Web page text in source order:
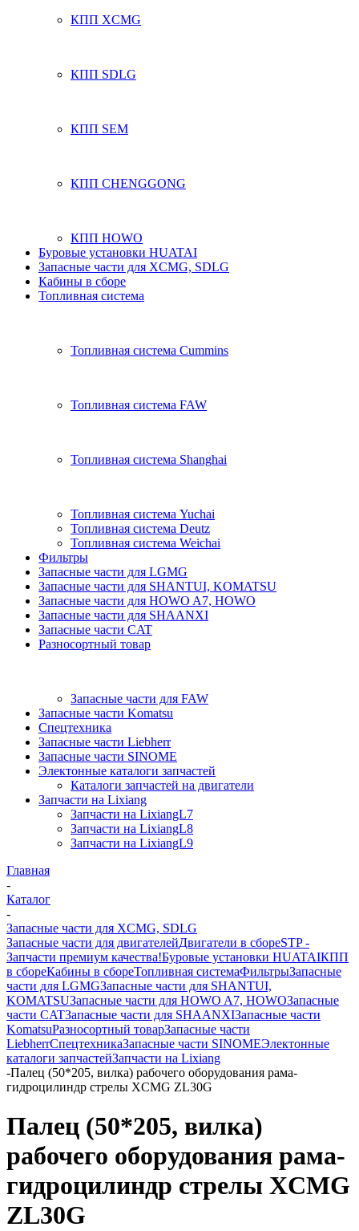
КПП XCMG
КПП SDLG
КПП SEM
КПП CHENGGONG
КПП HOWO
Буровые установки HUATAI
Запасные части для XCMG, SDLG
Кабины в сборе
Топливная система
Топливная система Cummins
Топливная система FAW
Топливная система Shanghai
Топливная система Yuchai
Топливная система Deutz
Топливная система Weichai
Фильтры
Запасные части для LGMG
Запасные части для SHANTUI, KOMATSU
Запасные части для HOWO A7, HOWO
Запасные части для SHAANXI
Запасные части CAT
Разносортный товар
Запасные части для FAW
Запасные части Komatsu
Спецтехника
Запасные части Liebherr
Запасные части SINOME
Электонные каталоги запчастей
Каталоги запчастей на двигатели
Запчасти на Lixiang
Запчасти на LixiangL7
Запчасти на LixiangL8
Запчасти на LixiangL9
Главная
-
Каталог
-
Запасные части для XCMG, SDLG
Запасные части для двигателейДвигатели в сбореSTP -
Запчасти премиум качества!Буровые установки HUATAIКПП
в сбореКабины в сбореТопливная системаФильтрыЗапасные
части для LGMGЗапасные части для SHANTUI,
KOMATSUЗапасные части для HOWO A7, HOWOЗапасные
части CATЗапасные части для SHAANXIЗапасные части
KomatsuРазносортный товарЗапасные части
LiebherrСпецтехникаЗапасные части SINOMEЭлектонные
каталоги запчастейЗапчасти на Lixiang
-Палец (50*205, вилка) рабочего оборудования рама-
гидроцилиндр стрелы XCMG ZL30G
Палец (50*205, вилка)
рабочего оборудования рама-
гидроцилиндр стрелы XCMG
ZL30G